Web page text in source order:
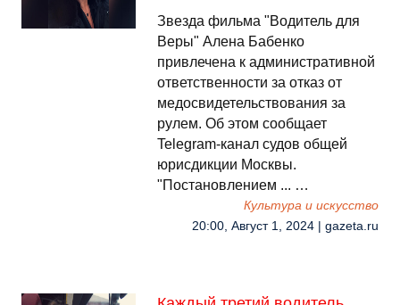
Звезда фильма "Водитель для
Веры" Алена Бабенко
привлечена к административной
ответственности за отказ от
медосвидетельствования за
рулем. Об этом сообщает
Telegram-канал судов общей
юрисдикции Москвы.
"Постановлением ... …
Культура и искусство
20:00, Август 1, 2024 | gazeta.ru